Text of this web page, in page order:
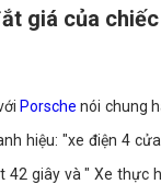
giá của
Porsche nói chung
hiệu: "xe điện 4
42 giây và " Xe thực